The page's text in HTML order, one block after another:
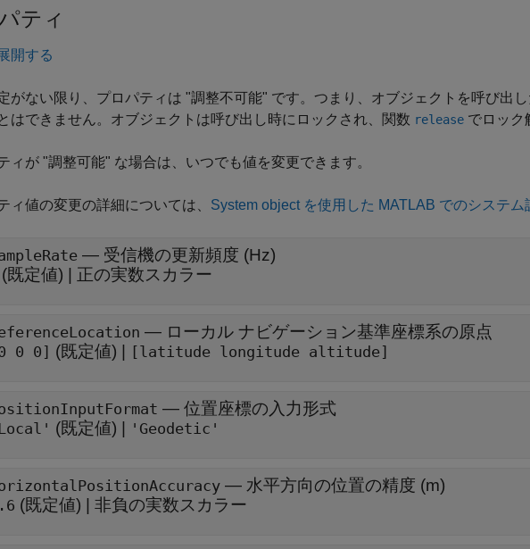
ティ
開する
がない限り、プロパティは "調整不可能" です。つまり、オブジェクトを呼び出
はできません。オブジェクトは呼び出し時にロックされ、関数 release でロック
ィが "調整可能" な場合は、いつでも値を変更できます。
ィ値の変更の詳細については、 System object を使用した MATLAB でのシステム
— 受信機の更新頻度 (Hz)
(既定値) | 正の実数スカラー
— ローカル ナビゲーション基準座標系の原点
0 0] (既定値) | [latitude longitude altitude]
— 位置座標の入力形式
(既定値) | 'Geodetic'
— 水平方向の位置の精度 (m)
(既定値) | 非負の実数スカラー